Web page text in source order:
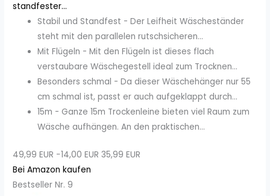
standfester...
Stabil und Standfest - Der Leifheit Wäscheständer
steht mit den parallelen rutschsicheren...
Mit Flügeln - Mit den Flügeln ist dieses flach
verstaubare Wäschegestell ideal zum Trocknen...
Besonders schmal - Da dieser Wäschehänger nur 55
cm schmal ist, passt er auch aufgeklappt durch...
15m - Ganze 15m Trockenleine bieten viel Raum zum
Wäsche aufhängen. An den praktischen...
49,99 EUR −14,00 EUR 35,99 EUR
Bei Amazon kaufen
Bestseller Nr. 9